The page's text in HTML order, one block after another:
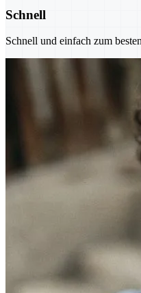
Schnell
Schnell und einfach zum